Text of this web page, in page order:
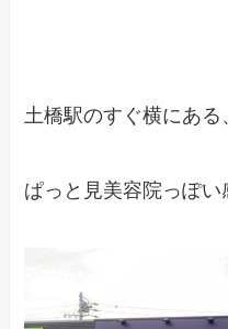
土橋駅のすぐ横にある
ぱっと見美容院っぽ